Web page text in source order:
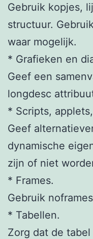
Gebruik kopjes,
structuur.
waar mogelijk.
* Grafieken en
Geef een
longdesc
* Scripts,
Geef
dynamische
zijn of niet
* Frames.
Gebruik
* Tabellen.
Zorg dat de